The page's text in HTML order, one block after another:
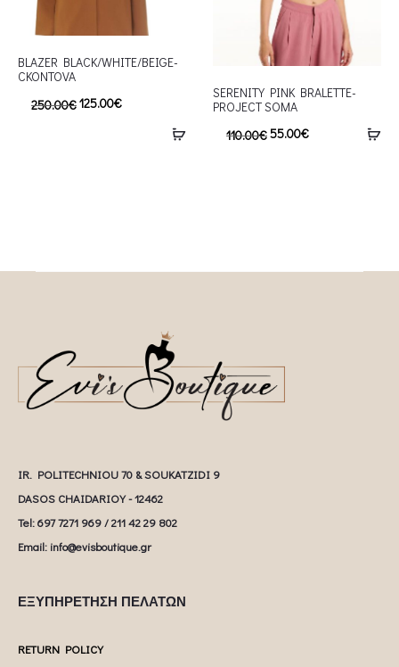
BLAZER BLACK/WHITE/BEIGE-
CKONTOVA
250.00€125.00€
SERENITY PINK BRALETTE-
PROJECT SOMA
110.00€55.00€
IR. POLITECHNIOU 70 & SOUKATZIDI 9
DASOS CHAIDARIOY - 12462
Tel: 697 7271 969 / 211 42 29 802
Email: info@evisboutique.gr
ΕΞΥΠΗΡΕΤΗΣΗ ΠΕΛΑΤΩΝ
RETURN POLICY